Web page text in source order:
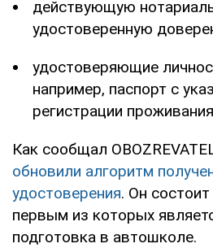
действующую
удостоверенную
удостоверяющие
например, паспорт с
регистрации
Как сообщал
обновили алгоритм
удостоверения. Он
первым из которых
подготовка в автошколе.